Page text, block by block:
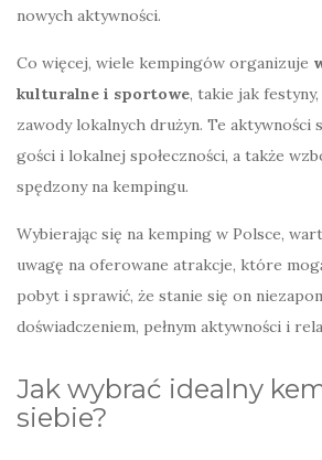
nowych aktywności.
Co więcej, wiele kempingów organizuje
kulturalne i sportowe, takie jak
zawody lokalnych drużyn. Te
gości i lokalnej społeczności, a także
spędzony na kempingu.
Wybierając się na kemping w Polsce,
uwagę na oferowane atrakcje, które
pobyt i sprawić, że stanie się on
doświadczeniem, pełnym aktywności i
Jak wybrać idealny
siebie?